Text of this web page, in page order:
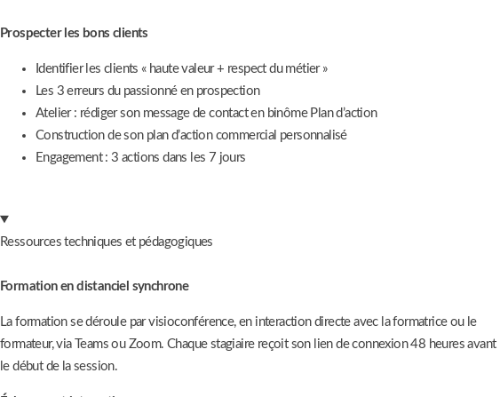
Prospecter les bons clients
Identifier les clients « haute valeur + respect du métier »
Les 3 erreurs du passionné en prospection
Atelier : rédiger son message de contact en binôme Plan d’action
Construction de son plan d’action commercial personnalisé
Engagement : 3 actions dans les 7 jours
Ressources techniques et pédagogiques
Formation en distanciel synchrone
La formation se déroule par visioconférence, en interaction directe avec la formatrice ou le
formateur, via Teams ou Zoom. Chaque stagiaire reçoit son lien de connexion 48 heures avant
le début de la session.